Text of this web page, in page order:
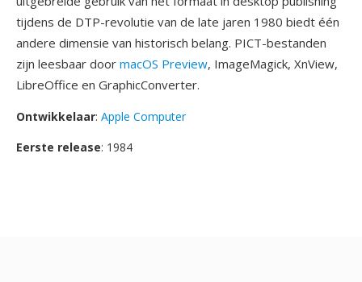
tijdens de DTP-revolutie van de late jaren 1980 biedt één
andere dimensie van historisch belang. PICT-bestanden
zijn leesbaar door macOS Preview, ImageMagick, XnView,
LibreOffice en GraphicConverter.
Ontwikkelaar: Apple Computer
Eerste release: 1984